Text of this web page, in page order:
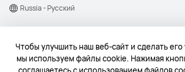
Чтобы улучшить наш веб-сайт и сделать его
мы используем файлы cookie. Нажимая
Условия использования веб-сайта
Russia - Pусский